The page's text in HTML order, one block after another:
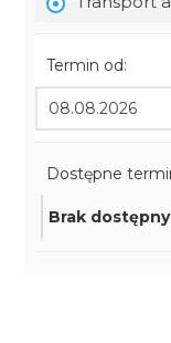
Termin od:
Dostępne
Brak